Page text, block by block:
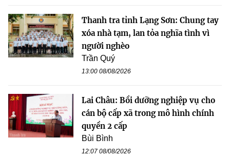
Thanh tra tỉnh Lạng Sơn: Chung tay
xóa nhà tạm, lan tỏa nghĩa tình vì
người nghèo
Trần Quý
13:00 08/08/2026
Lai Châu: Bồi dưỡng nghiệp vụ cho
cán bộ cấp xã trong mô hình chính
quyền 2 cấp
Bùi Bình
12:07 08/08/2026